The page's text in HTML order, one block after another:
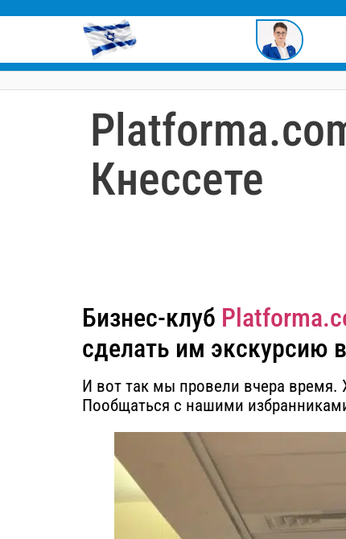
Кнессете
Бизнес-клуб
сделать им экскурсию
И вот так мы провели вчера время.
Пообщаться с нашими